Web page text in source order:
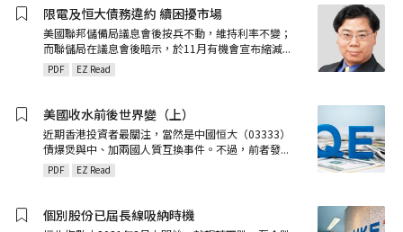
限電及恒大債務違約 續困擾市場
美國聯邦儲備局議息會後按兵不動，維持利率不變；
而聯儲局在議息會後暗示，於11月有機會宣布縮減...
PDF EZ Read
美國收水前後世界變（上）
近期香港投資者最關注，當然是中國恒大（03333）
債爆煲與中、加兩國人質互換事件。不過，前者發...
PDF EZ Read
個別股份已屆長線吸納時機